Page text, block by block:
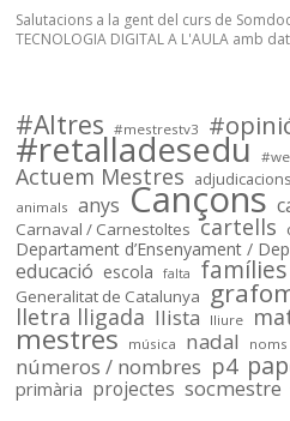
incloses:
Dades creuades per
Infante de @llefia i
de tot @OSMcatala
socmestre.cat
Mapa de centres
primària i
Sóc.Mestre
Sóc.mestre
Salutacions a la gent del curs de
TECNOLOGIA DIGITAL A L'AULA amb
#Altres #mestrestv3
#retalladesedu
Actuem Mestres adjudicacions
animals anys Cançons
Carnaval / Carnestoltes cartells
Departament d’Ensenyament /
educació escola falta famílies
Generalitat de Catalunya
lletra lligada llista lliure
mestres música nadal noms
números / nombres p4
primària projectes socmestre